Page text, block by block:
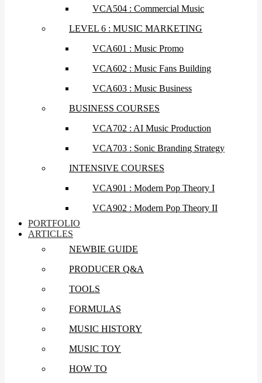
VCA504 : Commercial Music
LEVEL 6 : MUSIC MARKETING
VCA601 : Music Promo
VCA602 : Music Fans Building
VCA603 : Music Business
BUSINESS COURSES
VCA702 : AI Music Production
VCA703 : Sonic Branding Strategy
INTENSIVE COURSES
VCA901 : Modern Pop Theory I
VCA902 : Modern Pop Theory II
PORTFOLIO
ARTICLES
NEWBIE GUIDE
PRODUCER Q&A
TOOLS
FORMULAS
MUSIC HISTORY
MUSIC TOY
HOW TO